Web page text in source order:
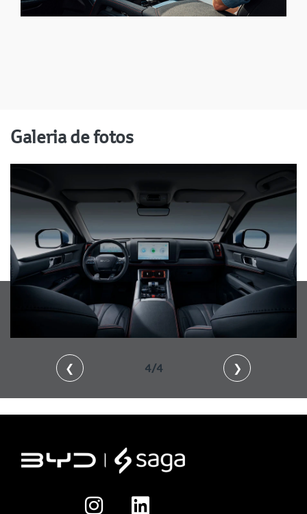
Galeria de fotos
❮ 4/4 ❯